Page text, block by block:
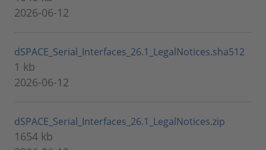
2026-06-12
dSPACE_Serial_Interfaces_26.1_LegalNotices.sha512
1 kb
2026-06-12
dSPACE_Serial_Interfaces_26.1_LegalNotices.zip
1654 kb